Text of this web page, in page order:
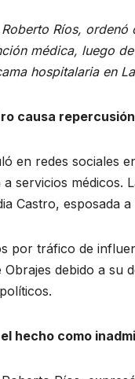
Ríos,
médica, luego
hospitalaria en
causa
en redes sociales
servicios médicos.
Castro, esposada
por tráfico de
Obrajes debido a
hecho como